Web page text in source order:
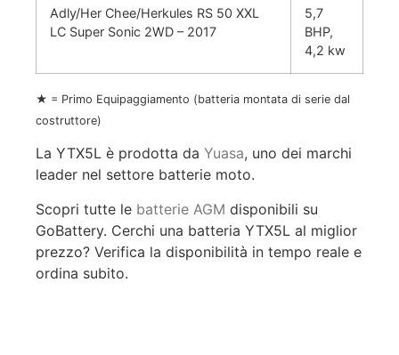
Adly/Her Chee/Herkules RS 50 XXL
LC Super Sonic 2WD – 2017
5,7
BHP,
4,2 kw
★ = Primo Equipaggiamento (batteria montata di serie dal
costruttore)
La YTX5L è prodotta da Yuasa, uno dei marchi
leader nel settore batterie moto.
Scopri tutte le batterie AGM disponibili su
GoBattery. Cerchi una batteria YTX5L al miglior
prezzo? Verifica la disponibilità in tempo reale e
ordina subito.